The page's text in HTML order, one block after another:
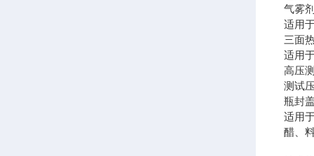
气雾
适用
三面
适用
高压
测试
瓶封
适用
醋、